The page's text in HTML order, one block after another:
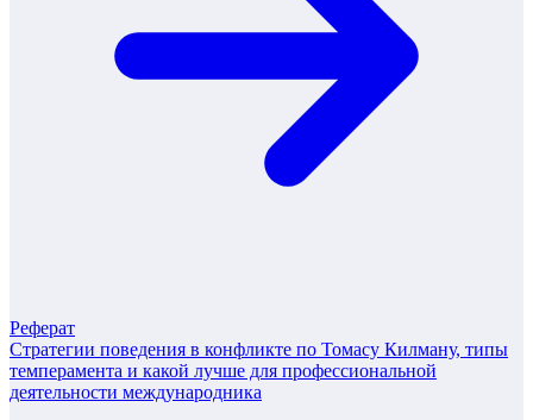
Реферат
Стратегии поведения в конфликте по Томасу Килману, типы
темперамента и какой лучше для профессиональной
деятельности международника